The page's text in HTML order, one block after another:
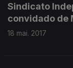
Sindicato
convidado de
18 mai. 2017